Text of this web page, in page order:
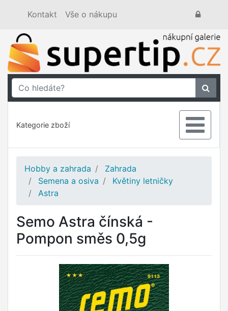
Kontakt Vše o nákupu
Kategorie zboží
Hobby a zahrada
Zahrada
Semena a osiva
Květiny letničky
Astra
Semo Astra čínská -
Pompon směs 0,5g